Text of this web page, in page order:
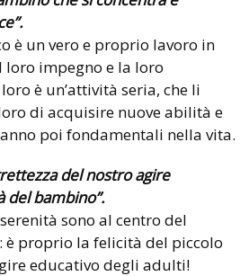
è un vero e proprio lavoro in
impegno e la loro
è un’attività seria, che li
di acquisire nuove abilità e
poi fondamentali nella vita.
del nostro agire
del bambino”.
sono al centro del
è proprio la felicità del piccolo
educativo degli adulti!